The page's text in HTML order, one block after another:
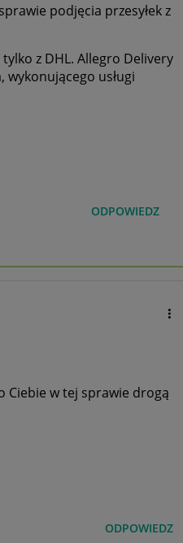
podjęcia przesyłek z
z DHL. Allegro Delivery
usługi
ODPOWIEDZ
Ciebie w tej sprawie drogą
ODPOWIEDZ